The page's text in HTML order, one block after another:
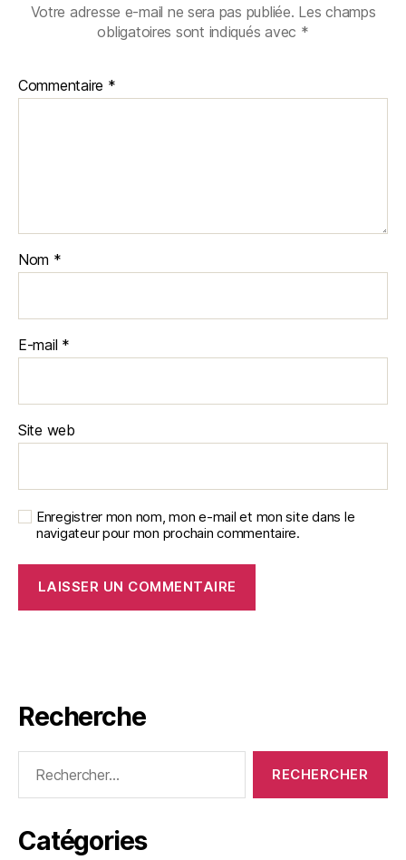
Votre adresse e-mail ne sera pas publiée. Les champs
obligatoires sont indiqués avec *
Commentaire *
Nom *
E-mail *
Site web
Enregistrer mon nom, mon e-mail et mon site dans le
navigateur pour mon prochain commentaire.
Recherche
Catégories